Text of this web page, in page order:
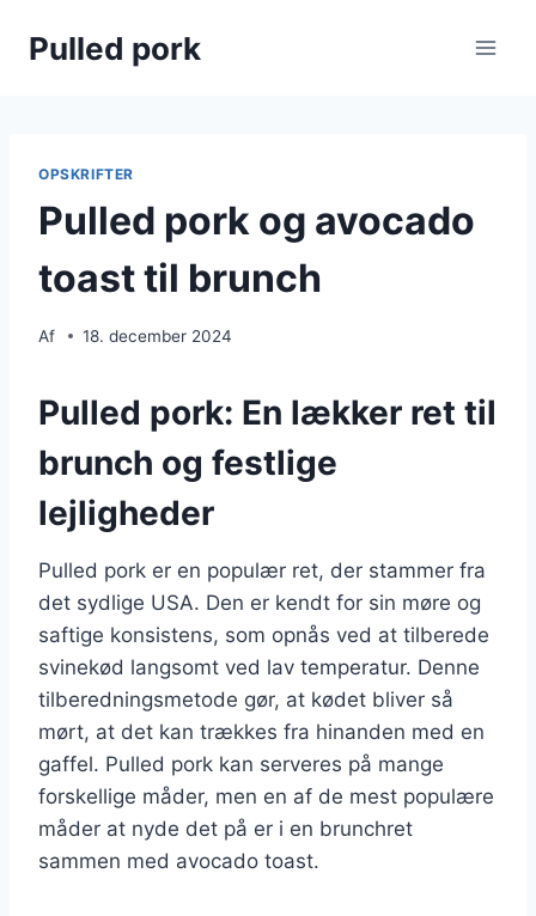
Pulled pork
OPSKRIFTER
Pulled pork og avocado
toast til brunch
Af 18. december 2024
Pulled pork: En lækker ret til
brunch og festlige
lejligheder
Pulled pork er en populær ret, der stammer fra
det sydlige USA. Den er kendt for sin møre og
saftige konsistens, som opnås ved at tilberede
svinekød langsomt ved lav temperatur. Denne
tilberedningsmetode gør, at kødet bliver så
mørt, at det kan trækkes fra hinanden med en
gaffel. Pulled pork kan serveres på mange
forskellige måder, men en af de mest populære
måder at nyde det på er i en brunchret
sammen med avocado toast.